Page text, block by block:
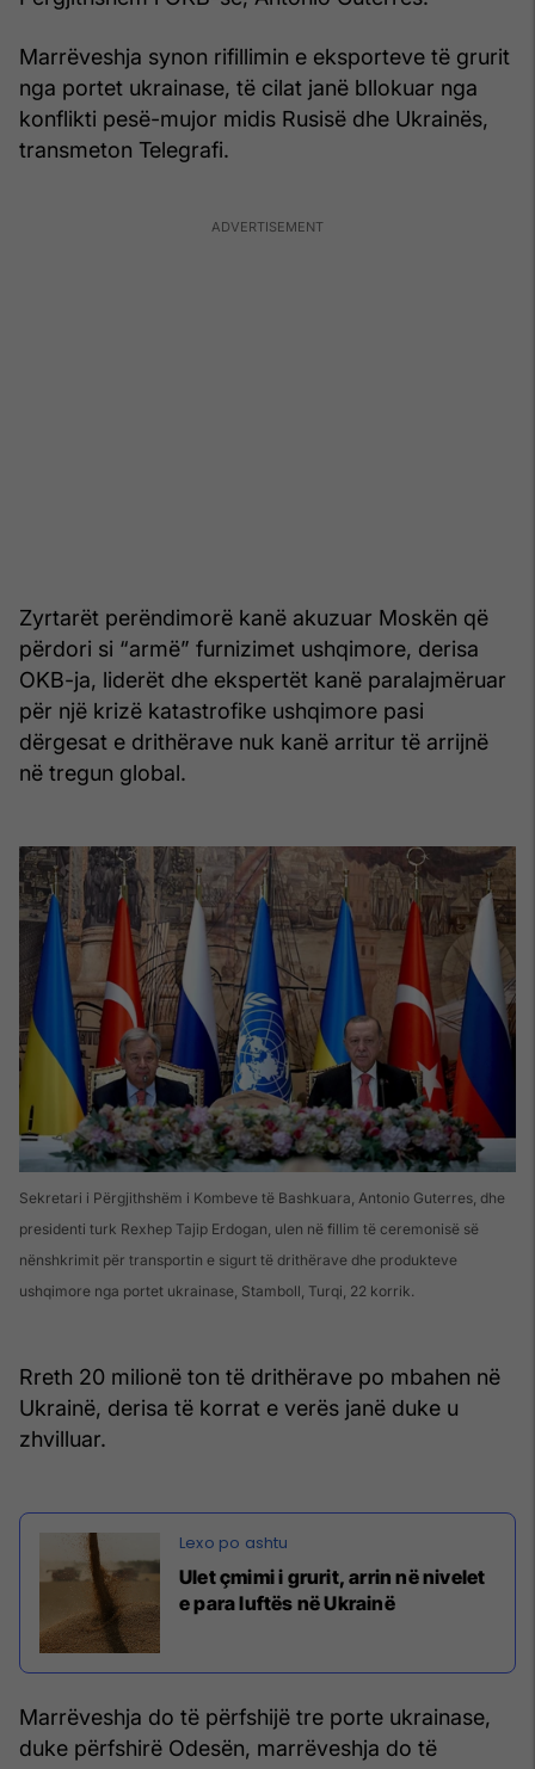
Marrëveshja synon rifillimin e eksporteve të grurit
nga portet ukrainase, të cilat janë bllokuar nga
konflikti pesë-mujor midis Rusisë dhe Ukrainës,
transmeton Telegrafi.
Zyrtarët perëndimorë kanë akuzuar Moskën që
përdori si “armë” furnizimet ushqimore, derisa
OKB-ja, liderët dhe ekspertët kanë paralajmëruar
për një krizë katastrofike ushqimore pasi
dërgesat e drithërave nuk kanë arritur të arrijnë
në tregun global.
Sekretari i Përgjithshëm i Kombeve të Bashkuara, Antonio Guterres, dhe
presidenti turk Rexhep Tajip Erdogan, ulen në fillim të ceremonisë së
nënshkrimit për transportin e sigurt të drithërave dhe produkteve
ushqimore nga portet ukrainase, Stamboll, Turqi, 22 korrik.
Rreth 20 milionë ton të drithërave po mbahen në
Ukrainë, derisa të korrat e verës janë duke u
zhvilluar.
Ulet çmimi i grurit, arrin në nivelet
e para luftës në Ukrainë
Marrëveshja do të përfshijë tre porte ukrainase,
duke përfshirë Odesën, marrëveshja do të